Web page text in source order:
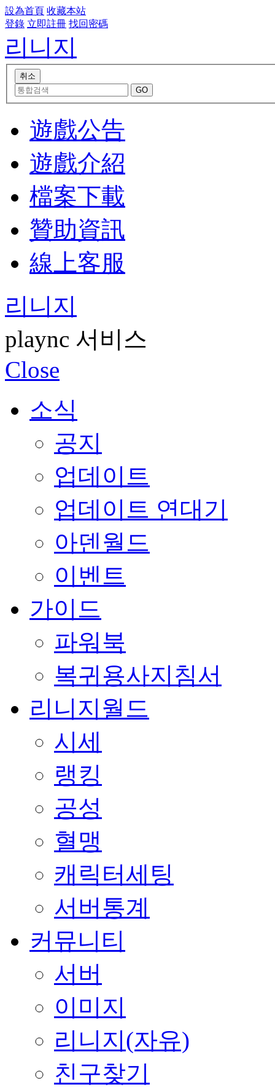
設為首頁 收藏本站
登錄 立即註冊 找回密碼
리니지
遊戲公告
遊戲介紹
檔案下載
贊助資訊
線上客服
리니지
plaync 서비스
Close
소식
공지
업데이트
업데이트 연대기
아덴월드
이벤트
가이드
파워북
복귀용사지침서
리니지월드
시세
랭킹
공성
혈맹
캐릭터세팅
서버통계
커뮤니티
서버
이미지
리니지(자유)
친구찾기